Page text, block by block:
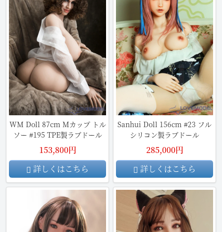
WM Doll 87cm Mカップ トル
ソー #195 TPE製ラブドール
153,800円
詳しくはこちら
Sanhui Doll 156cm #23 フル
シリコン製ラブドール
285,000円
詳しくはこちら